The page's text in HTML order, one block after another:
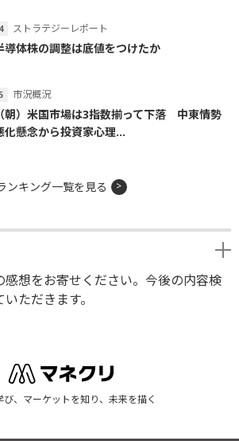
ストラテジーレポート
導体株の調整は底値をつけたか
市況概況
（朝）米国市場は3指数揃って下落 中東情勢
化懸念から投資家心理...
ンキング一覧を見る
感想をお寄せください。今後の内容検
ただきます。
び、マーケットを知り、未来を描く